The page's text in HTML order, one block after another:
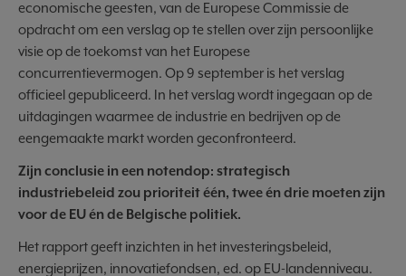
economische geesten, van de Europese Commissie de
opdracht om een verslag op te stellen over zijn persoonlijke
visie op de toekomst van het Europese
concurrentievermogen. Op 9 september is het verslag
officieel gepubliceerd. In het verslag wordt ingegaan op de
uitdagingen waarmee de industrie en bedrijven op de
eengemaakte markt worden geconfronteerd.
Zijn conclusie in een notendop: strategisch
industriebeleid zou prioriteit één, twee én drie moeten zijn
voor de EU én de Belgische politiek.
Het rapport geeft inzichten in het investeringsbeleid,
energieprijzen, innovatiefondsen, ed. op EU-landenniveau.